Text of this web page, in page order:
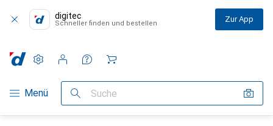
digitec
Schneller finden und bestellen Zur App
Navigation nach Kategorien
Menü Suche
Einstellungen
Kundenkonto
Vergleichslisten
Merklisten
Warenkorb